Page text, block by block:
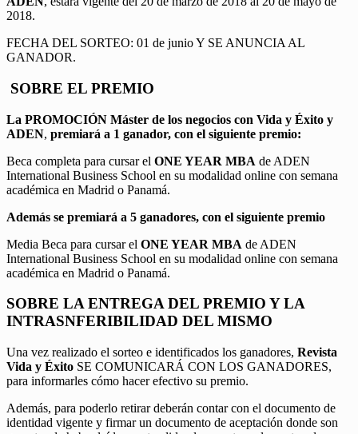
2018.
FECHA DEL SORTEO: 01 de junio Y SE ANUNCIA AL
GANADOR.
SOBRE EL PREMIO
La PROMOCIÓN Máster de los negocios con Vida y Éxito y
ADEN, premiará a 1 ganador, con el siguiente premio:
Beca completa para cursar el ONE YEAR MBA de ADEN
International Business School en su modalidad online con semana
académica en Madrid o Panamá.
Además se premiará a 5 ganadores, con el siguiente premio
Media Beca para cursar el ONE YEAR MBA de ADEN
International Business School en su modalidad online con semana
académica en Madrid o Panamá.
SOBRE LA ENTREGA DEL PREMIO Y LA
INTRASNFERIBILIDAD DEL MISMO
Una vez realizado el sorteo e identificados los ganadores, Revista
Vida y Éxito SE COMUNICARÁ CON LOS GANADORES,
para informarles cómo hacer efectivo su premio.
Además, para poderlo retirar deberán contar con el documento de
identidad vigente y firmar un documento de aceptación donde son